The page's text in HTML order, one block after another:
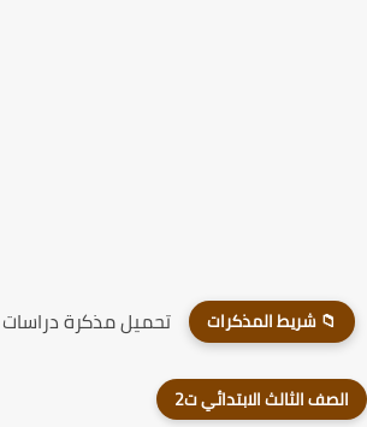
📁 شريط المذكرات
الثالث الابتدائي ت2